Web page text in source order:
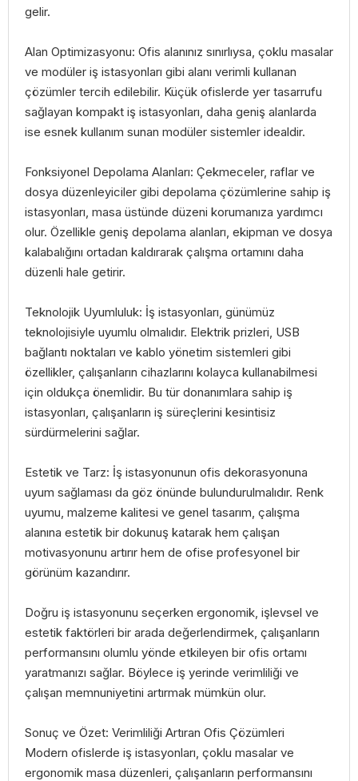
gelir.
Alan Optimizasyonu: Ofis alanınız sınırlıysa, çoklu masalar
ve modüler iş istasyonları gibi alanı verimli kullanan
çözümler tercih edilebilir. Küçük ofislerde yer tasarrufu
sağlayan kompakt iş istasyonları, daha geniş alanlarda
ise esnek kullanım sunan modüler sistemler idealdir.
Fonksiyonel Depolama Alanları: Çekmeceler, raflar ve
dosya düzenleyiciler gibi depolama çözümlerine sahip iş
istasyonları, masa üstünde düzeni korumanıza yardımcı
olur. Özellikle geniş depolama alanları, ekipman ve dosya
kalabalığını ortadan kaldırarak çalışma ortamını daha
düzenli hale getirir.
Teknolojik Uyumluluk: İş istasyonları, günümüz
teknolojisiyle uyumlu olmalıdır. Elektrik prizleri, USB
bağlantı noktaları ve kablo yönetim sistemleri gibi
özellikler, çalışanların cihazlarını kolayca kullanabilmesi
için oldukça önemlidir. Bu tür donanımlara sahip iş
istasyonları, çalışanların iş süreçlerini kesintisiz
sürdürmelerini sağlar.
Estetik ve Tarz: İş istasyonunun ofis dekorasyonuna
uyum sağlaması da göz önünde bulundurulmalıdır. Renk
uyumu, malzeme kalitesi ve genel tasarım, çalışma
alanına estetik bir dokunuş katarak hem çalışan
motivasyonunu artırır hem de ofise profesyonel bir
görünüm kazandırır.
Doğru iş istasyonunu seçerken ergonomik, işlevsel ve
estetik faktörleri bir arada değerlendirmek, çalışanların
performansını olumlu yönde etkileyen bir ofis ortamı
yaratmanızı sağlar. Böylece iş yerinde verimliliği ve
çalışan memnuniyetini artırmak mümkün olur.
Sonuç ve Özet: Verimliliği Artıran Ofis Çözümleri
Modern ofislerde iş istasyonları, çoklu masalar ve
ergonomik masa düzenleri, çalışanların performansını